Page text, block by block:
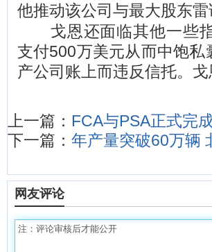
他推动该公司与最大股东雷
戈恩还面临其他一些指
支付500万美元从而中饱
产公司账上而违反信托。
上一篇： FCA与PSA正式完
下一篇： 年产量突破60万辆
网友评论